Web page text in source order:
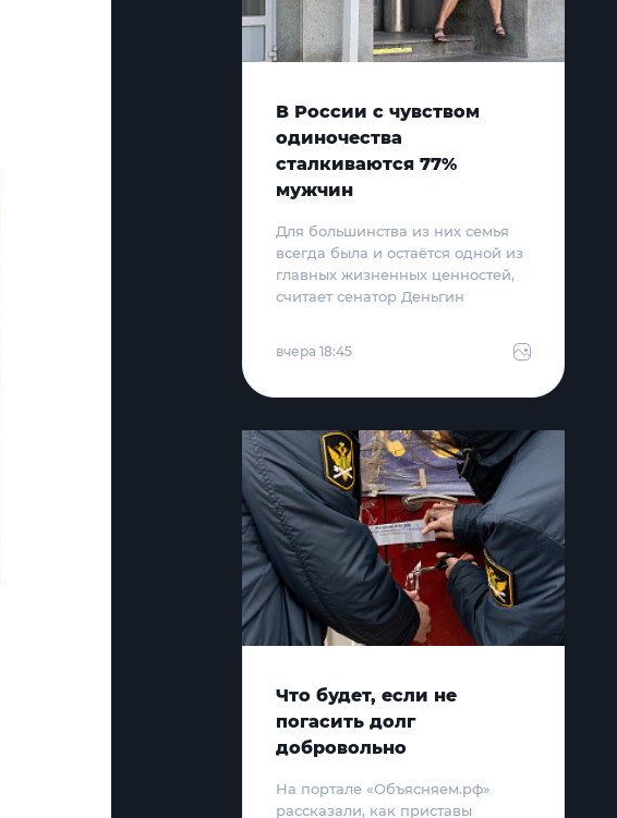
В России с чувством
одиночества
сталкиваются 77%
мужчин
Для большинства из них семья
всегда была и остаётся одной из
главных жизненных ценностей,
считает сенатор Деньгин
вчера 18:45
Что будет, если не
погасить долг
добровольно
На портале «Объясняем.рф»
рассказали, как приставы